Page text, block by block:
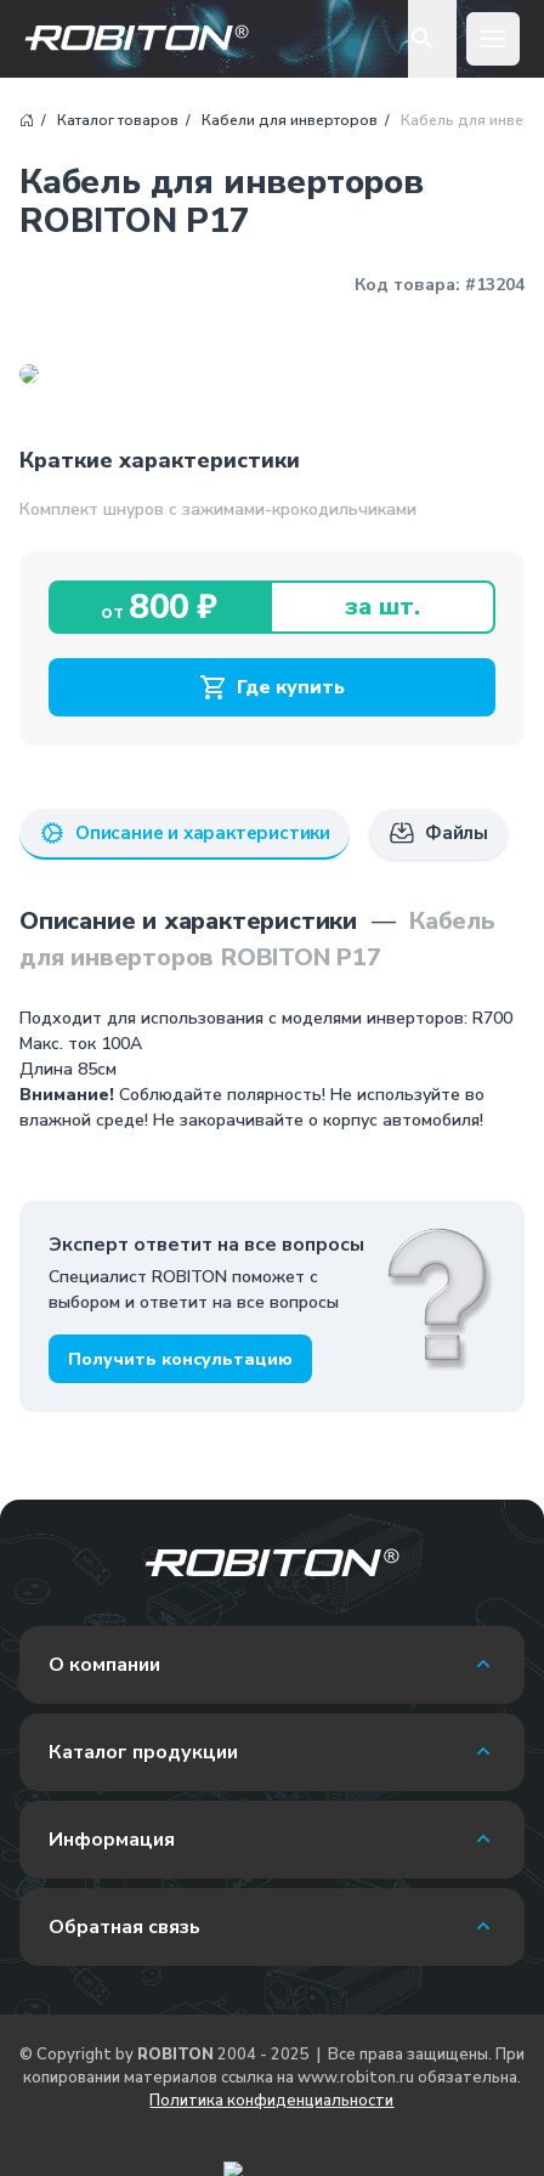
Каталог товаров Кабели для инверторов Кабель для
Кабель для инверторов
ROBITON P17
Код товара: #13204
Краткие характеристики
Комплект шнуров с зажимами-крокодильчиками
от 800 ₽ за шт.
Где купить
Описание и характеристики Файлы
Описание и характеристики — Кабель
для инверторов ROBITON P17
Подходит для использования с моделями инверторов: R700
Макс. ток 100А
Длина 85см
Внимание! Соблюдайте полярность! Не используйте во
влажной среде! Не закорачивайте о корпус автомобиля!
Эксперт ответит на все вопросы
Специалист ROBITON поможет с
выбором и ответит на все вопросы
Получить консультацию
О компании
Каталог продукции
Информация
Обратная связь
© Copyright by ROBITON 2004 - 2025 | Все права защищены. При
копировании материалов ссылка на www.robiton.ru обязательна.
Политика конфиденциальности